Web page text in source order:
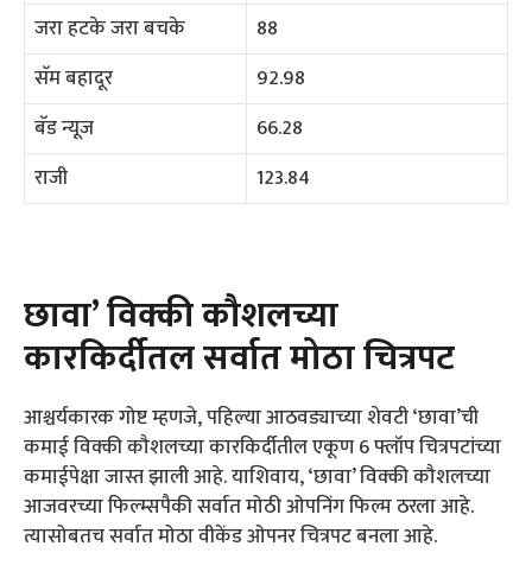
जरा हटके जरा बचके
88
सॅम बहादूर
92.98
बॅड न्यूज
66.28
राजी
123.84
छावा’ विक्की कौशलच्या
कारकिर्दीतल सर्वात मोठा चित्रपट
आश्चर्यकारक गोष्ट म्हणजे, पहिल्या आठवड्याच्या शेवटी ‘छावा’ची
कमाई विक्की कौशलच्या कारकिर्दीतील एकूण 6 फ्लॉप चित्रपटांच्या
कमाईपेक्षा जास्त झाली आहे. याशिवाय, ‘छावा’ विक्की कौशलच्या
आजवरच्या फिल्म्सपैकी सर्वात मोठी ओपनिंग फिल्म ठरला आहे.
त्यासोबतच सर्वात मोठा वीकेंड ओपनर चित्रपट बनला आहे.